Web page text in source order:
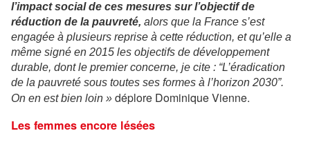
l’impact social de ces mesures sur l’objectif de
réduction de la pauvreté, alors que la France s’est
engagée à plusieurs reprise à cette réduction, et qu’elle a
même signé en 2015 les objectifs de développement
durable, dont le premier concerne, je cite : “L’éradication
de la pauvreté sous toutes ses formes à l’horizon 2030”.
On en est bien loin » déplore Dominique Vienne.
Les femmes encore lésées